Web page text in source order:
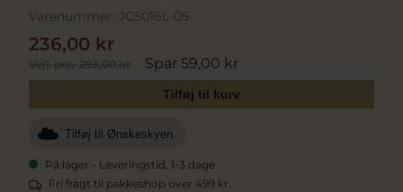
Varenummer: JC5016L-05
Vejl. pris295,00 kr Spar 59,00 kr
236,00 kr
Tilføj til kurv
Tilføj til Ønskeskyen
På lager - Leveringstid, 1-3 dage
Fri fragt til pakkeshop over 499 kr.